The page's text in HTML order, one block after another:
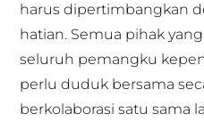
harus dipertimbangkan
hatian. Semua pihak
seluruh pemangku
perlu duduk bersama
berkolaborasi satu sama